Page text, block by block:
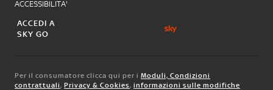
ACCESSIBILITA'
ACCEDI A
SKY GO
Per il consumatore clicca qui per i Moduli, Condizioni
contrattuali, Privacy & Cookies, informazioni sulle modifiche